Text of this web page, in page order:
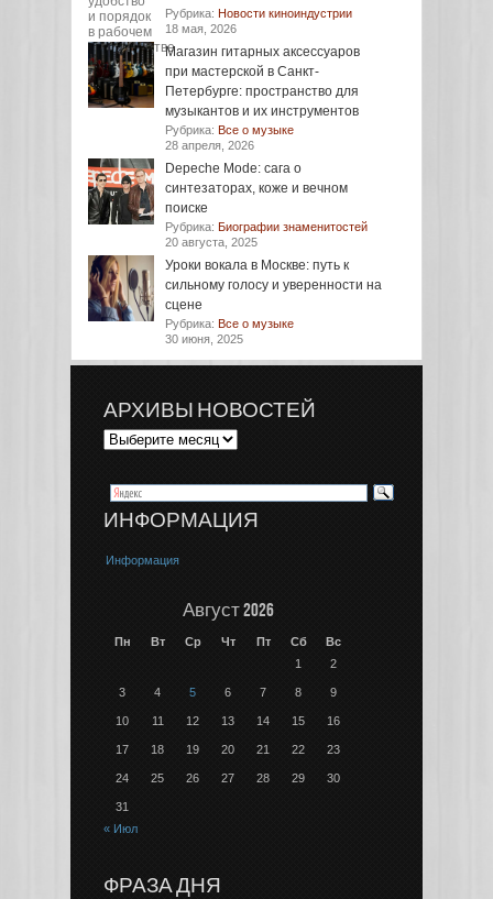
Рубрика: Новости киноиндустрии
18 мая, 2026
Магазин гитарных аксессуаров
при мастерской в Санкт-
Петербурге: пространство для
музыкантов и их инструментов
Рубрика: Все о музыке
28 апреля, 2026
Depeche Mode: сага о
синтезаторах, коже и вечном
поиске
Рубрика: Биографии знаменитостей
20 августа, 2025
Уроки вокала в Москве: путь к
сильному голосу и уверенности на
сцене
Рубрика: Все о музыке
30 июня, 2025
АРХИВЫ НОВОСТЕЙ
ИНФОРМАЦИЯ
Информация
Август 2026
Пн Вт Ср Чт Пт Сб
Вс
1
2
3 4 5 6 7 8 9
10 11 12 13 14 15 16
17 18 19 20 21 22 23
24 25 26 27 28 29 30
31
« Июл
ФРАЗА ДНЯ